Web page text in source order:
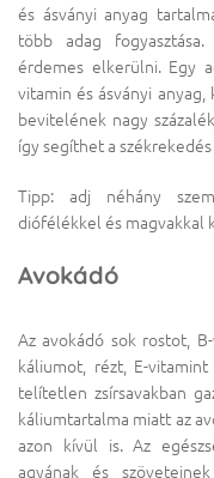
és ásványi anyag
több adag
érdemes elkerülni. Egy
vitamin és ásványi
bevitelének nagy
így segíthet a
Tipp: adj néhány
diófélékkel és magvakkal
Avokádó
Az avokádó sok rostot,
káliumot, rézt, E-
telítetlen zsírsavakban
káliumtartalma miatt az
azon kívül is. Az
agyának és